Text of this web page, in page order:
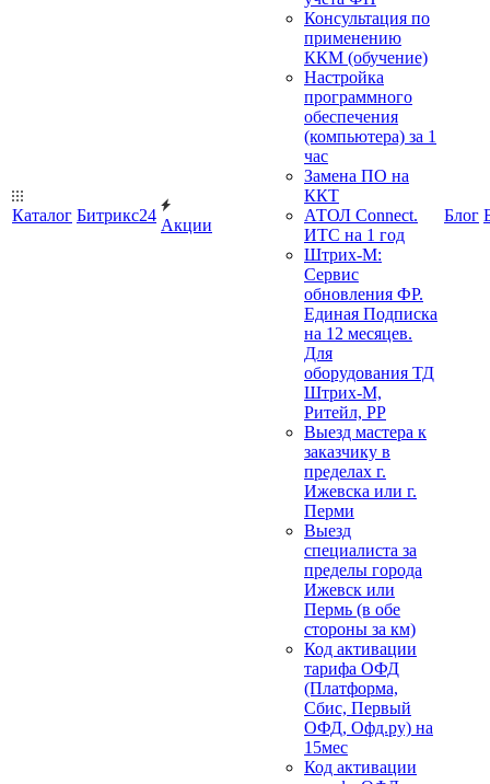
Каталог Битрикс24
Акции
Консультация по
применению
ККМ (обучение)
Настройка
программного
обеспечения
(компьютера) за 1
час
Замена ПО на
ККТ
АТОЛ Connect.
ИТС на 1 год
Штрих-М:
Сервис
обновления ФР.
Единая Подписка
на 12 месяцев.
Для
оборудования ТД
Штрих-М,
Ритейл, РР
Выезд мастера к
заказчику в
пределах г.
Ижевска или г.
Перми
Выезд
специалиста за
пределы города
Ижевск или
Пермь (в обе
стороны за км)
Код активации
тарифа ОФД
(Платформа,
Сбис, Первый
ОФД, Офд.ру) на
15мес
Код активации
Блог